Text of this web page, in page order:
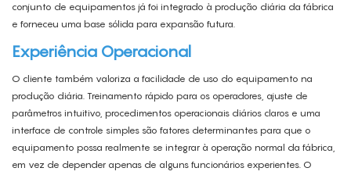
conjunto de equipamentos já foi integrado à produção diária da fábrica
e forneceu uma base sólida para expansão futura.
Experiência Operacional
O cliente também valoriza a facilidade de uso do equipamento na
produção diária. Treinamento rápido para os operadores, ajuste de
parâmetros intuitivo, procedimentos operacionais diários claros e uma
interface de controle simples são fatores determinantes para que o
equipamento possa realmente se integrar à operação normal da fábrica,
em vez de depender apenas de alguns funcionários experientes. O